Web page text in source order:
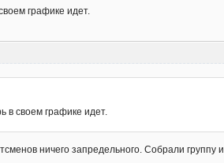
графике идет.
в своем графике идет.
ничего запредельного. Собрали группу и